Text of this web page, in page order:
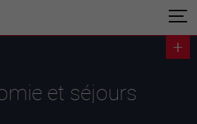
et séjours